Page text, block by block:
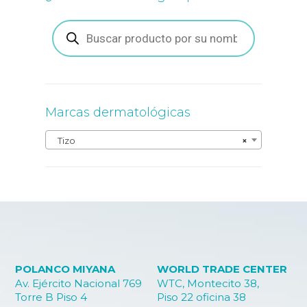
Búsqueda
de
productos
Marcas dermatológicas
×
Tizo
POLANCO MIYANA
Av. Ejército Nacional 769
Torre B Piso 4
WORLD TRADE CENTER
WTC, Montecito 38,
Piso 22 oficina 38